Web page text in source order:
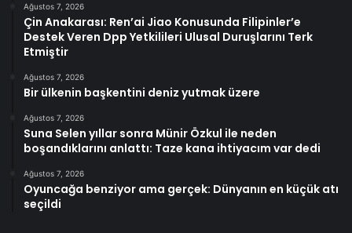
Ağustos 7, 2026
Çin Anakarası: Ren’ai Jiao Konusunda Filipinler’e
Destek Veren Dpp Yetkilileri Ulusal Duruşlarını Terk
Etmiştir
Ağustos 7, 2026
Bir ülkenin başkentini deniz yutmak üzere
Ağustos 7, 2026
Suna Selen yıllar sonra Münir Özkul ile neden
boşandıklarını anlattı: Taze kana ihtiyacım var dedi
Ağustos 7, 2026
Oyuncağa benziyor ama gerçek: Dünyanın en küçük atı
seçildi